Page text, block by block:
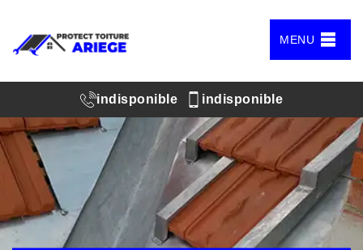
MENU
indisponible indisponible